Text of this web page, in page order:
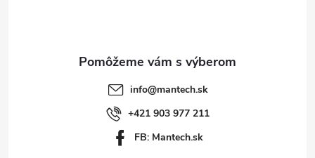
info@mantech.sk
+421 903 977 211
FB: Mantech.sk